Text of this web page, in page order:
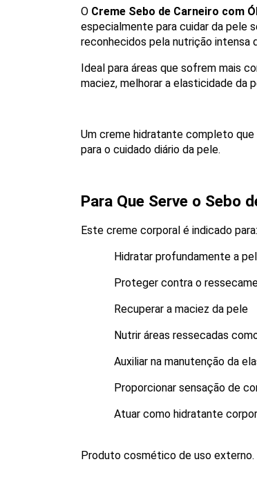
O Creme Sebo de Carneiro com
especialmente para cuidar da pele
reconhecidos pela nutrição intensa
Ideal para áreas que sofrem mais
maciez, melhorar a elasticidade da
Um creme hidratante completo que
para o cuidado diário da pele.
Para Que Serve o Sebo
Este creme corporal é indicado para:
Hidratar profundamente a
Proteger contra o
Recuperar a maciez da pele
Nutrir áreas ressecadas
Auxiliar na manutenção da
Proporcionar sensação de
Atuar como hidratante
Produto cosmético de uso externo.